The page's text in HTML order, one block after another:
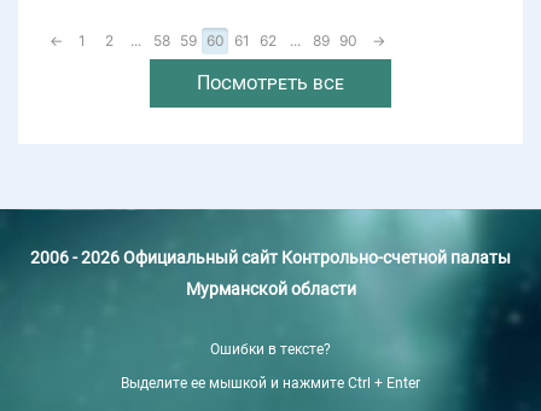
← 1 2 ... 58 59 60 61 62 ... 89 90 →
Посмотреть все
2006 - 2026 Официальный сайт Контрольно-счетной палаты
Мурманской области
Ошибки в тексте?
Выделите ее мышкой и нажмите Ctrl + Enter